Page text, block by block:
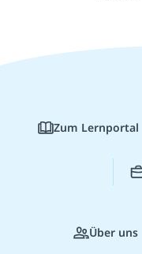
Zum Lernportal
Über uns